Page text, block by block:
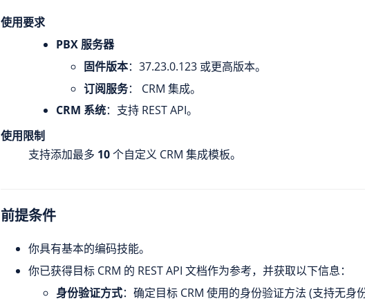
使用要求
PBX 服务器
固件版本： 37.23.0.123 或更高版本。
订阅服务： CRM 集成。
CRM 系统：支持 REST API。
使用限制
支持添加最多 10个自定义 CRM 集成模板。
前提条件
你具有基本的编码技能。
你已获得目标 CRM 的 REST API 文档作为参考，并获取以下信息：
身份验证方式：确定目标 CRM 使用的身份验证方法 (支持无身